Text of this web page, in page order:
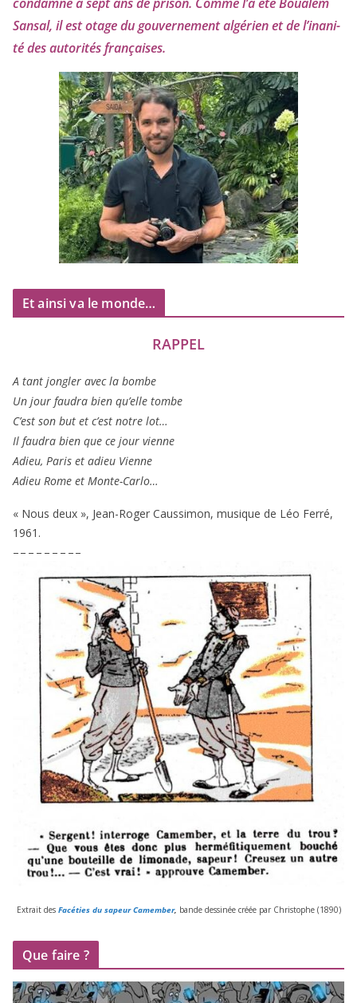
Sansal, il est otage du gou­ver­ne­ment algé­rien et de l’i­na­ni­
té des auto­ri­tés françaises.
Et ainsi va le monde…
RAPPEL
A tant jon­gler avec la bombe
Un jour fau­dra bien qu’elle tombe
C’est son but et c’est notre lot…
Il fau­dra bien que ce jour vienne
Adieu, Paris et adieu Vienne
Adieu Rome et Monte-Carlo…
« Nous deux », Jean-Roger Caussimon, musique de Léo Ferré,
1961 .
– – – – – – – – –
Extrait desFacéties du sapeur Camember, bande des­si­née créée par Christophe (1890)
Que faire ?